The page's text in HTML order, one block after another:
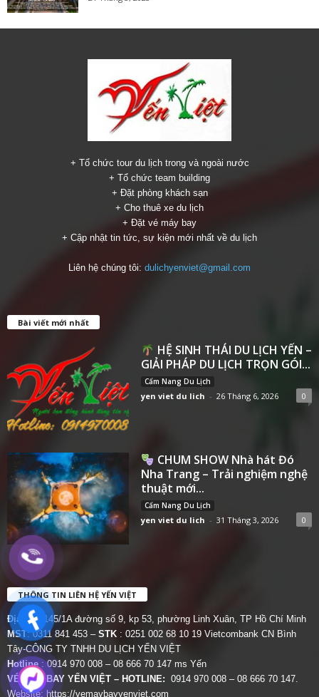
+ Tổ chức tour du lịch trong và ngoài nước
+ Tổ chức team building
+ Đặt phòng khách sạn
+ Cho thuê xe du lịch
+ Đặt vé máy bay
+ Cập nhật tin tức, sự kiện mới nhất về du lịch
Liên hệ chúng tôi: dulichyenviet@gmail.com
Bài viết mới nhất
HỆ SINH THÁI DU LỊCH YẾN –
GIẢI PHÁP DU LỊCH TRỌN GÓI...
Cẩm Nang Du Lịch
yen viet du lich - 26 Tháng 6, 2026 0
CHUM SHOW Nhà hát Đó
Nha Trang – Trải nghiệm nghệ
thuật mới...
Cẩm Nang Du Lịch
yen viet du lich - 31 Tháng 3, 2026 0
THÔNG TIN LIÊN HỆ YẾN VIỆT
Địa chỉ:
145/1A đường số 9, kp 53, phường Linh Xuân, TP Hồ Chí Minh
MST: 0311 841 453 – STK : 0251 002 68 10 19 Vietcombank CN Bình
Tây-CÔNG TY TNHH DU LỊCH YẾN VIỆT
Hotline : 0914 970 008 – 08 666 70 147 ms Yến
VÉ MÁY BAY YẾN VIỆT – HOTLINE: 0914 970 008 – 08 666 70 147.
Website: https://vemaybayyenviet.com